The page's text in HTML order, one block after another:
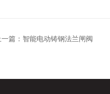
一篇： 智能电动铸钢法兰闸阀